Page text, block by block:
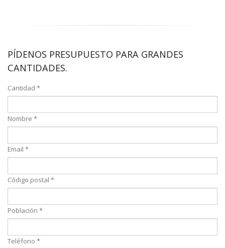
PÍDENOS PRESUPUESTO PARA GRANDES
CANTIDADES.
Cantidad *
Nombre *
Email *
Código postal *
Población *
Teléfono *